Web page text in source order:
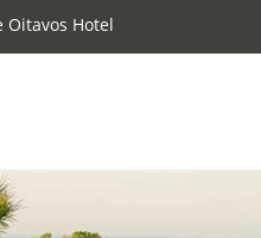
Oitavos Hotel